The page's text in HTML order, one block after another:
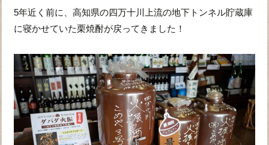
5年近く前に、高知県の四万十川上流の地下トンネル貯蔵庫
に寝かせていた栗焼酎が戻ってきました！